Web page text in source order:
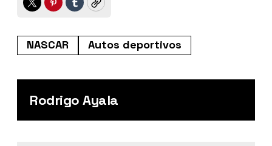
TwitterPinterest
TumblrCopy
NASCAR Autos deportivos
Rodrigo Ayala